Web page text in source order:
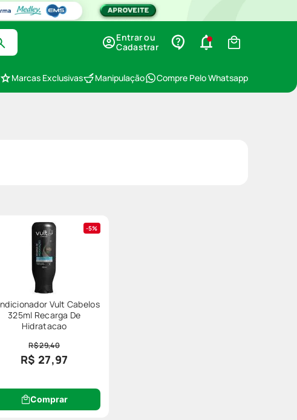
Entrar ou
Cadastrar
Marcas Exclusivas Manipulação Compre Pelo Whatsapp
5%
Vult Cabelos
325ml Recarga De
Hidratacao
R$ 29,40
R$ 27,97
Comprar